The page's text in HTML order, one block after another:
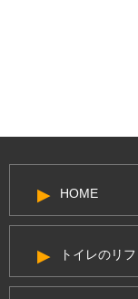
HOME
トイレのリ